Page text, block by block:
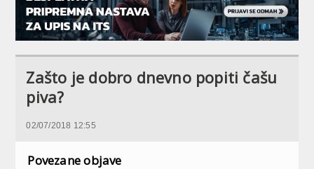
Zašto je dobro dnevno popiti čašu
piva?
02/07/2018 12:55
Povezane objave